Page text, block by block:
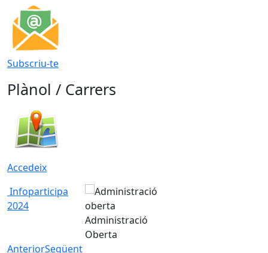
Subscriu-te
Plànol / Carrers
Accedeix
Infoparticipa
2024
Administració
Oberta
AnteriorSegüent